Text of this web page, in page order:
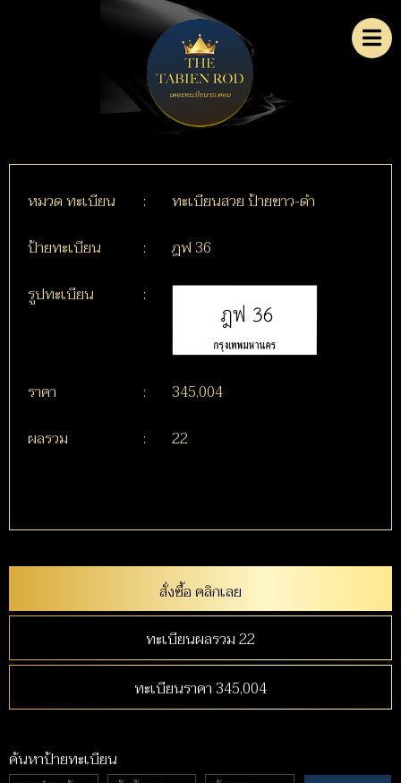
หมวด ทะเบียน :
ทะเบียนสวย ป้ายขาว-ดำ
ป้ายทะเบียน
:
ฎฟ 36
รูปทะเบียน
:
ราคา :
345,004
ผลรวม
: 22
สั่งซื้อ คลิกเลย
ทะเบียนผลรวม 22
ทะเบียนราคา 345,004
ค้นหาป้ายทะเบียน